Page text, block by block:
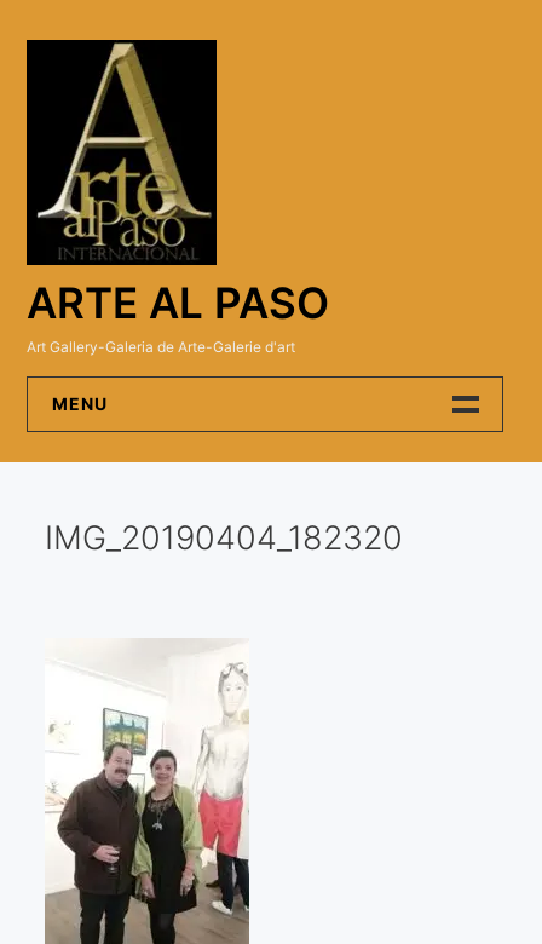
ARTE AL PASO
Art Gallery-Galeria de Arte-Galerie d'art
MENU
Artistas
Visitas a los ateliers o talleres de artistas
Presse
Qué dicen de nosotros?
Aviso legal
Política de cookies
Expositions
IMG_20190404_182320